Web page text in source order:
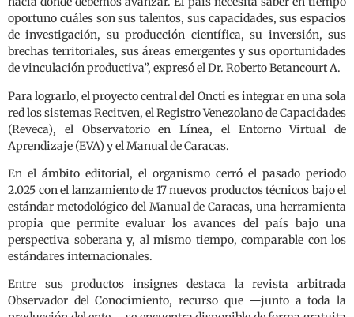
oportuno cuáles son sus talentos, sus capacidades, sus espacios
de investigación, su producción científica, su inversión, sus
brechas territoriales, sus áreas emergentes y sus oportunidades
de vinculación productiva”, expresó el Dr. Roberto Betancourt A.
Para lograrlo, el proyecto central del Oncti es integrar en una sola
red los sistemas Recitven, el Registro Venezolano de Capacidades
(Reveca), el Observatorio en Línea, el Entorno Virtual de
Aprendizaje (EVA) y el Manual de Caracas.
En el ámbito editorial, el organismo cerró el pasado periodo
2.025 con el lanzamiento de 17 nuevos productos técnicos bajo el
estándar metodológico del Manual de Caracas, una herramienta
propia que permite evaluar los avances del país bajo una
perspectiva soberana y, al mismo tiempo, comparable con los
estándares internacionales.
Entre sus productos insignes destaca la revista arbitrada
Observador del Conocimiento, recurso que —junto a toda la